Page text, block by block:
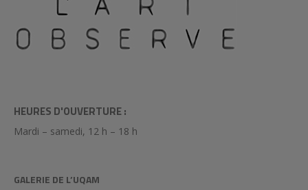
HEURES D'OUVERTURE :
Mardi – samedi, 12 h – 18 h
GALERIE DE L’UQAM